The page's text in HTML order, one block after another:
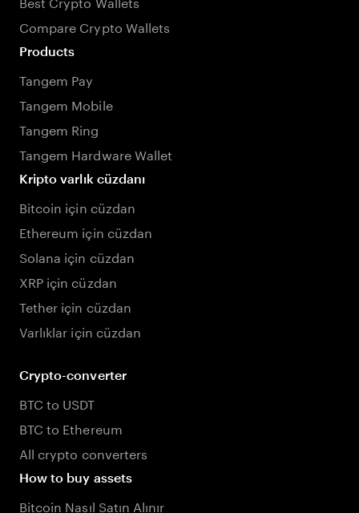
Compare Crypto Wallets
Products
Tangem Pay
Tangem Mobile
Tangem Ring
Tangem Hardware Wallet
Kripto varlık cüzdanı
Bitcoin için cüzdan
Ethereum için cüzdan
Solana için cüzdan
XRP için cüzdan
Tether için cüzdan
Varlıklar için cüzdan
Crypto-converter
BTC to USDT
BTC to Ethereum
All crypto converters
How to buy assets
Bitcoin Nasıl Satın Alınır